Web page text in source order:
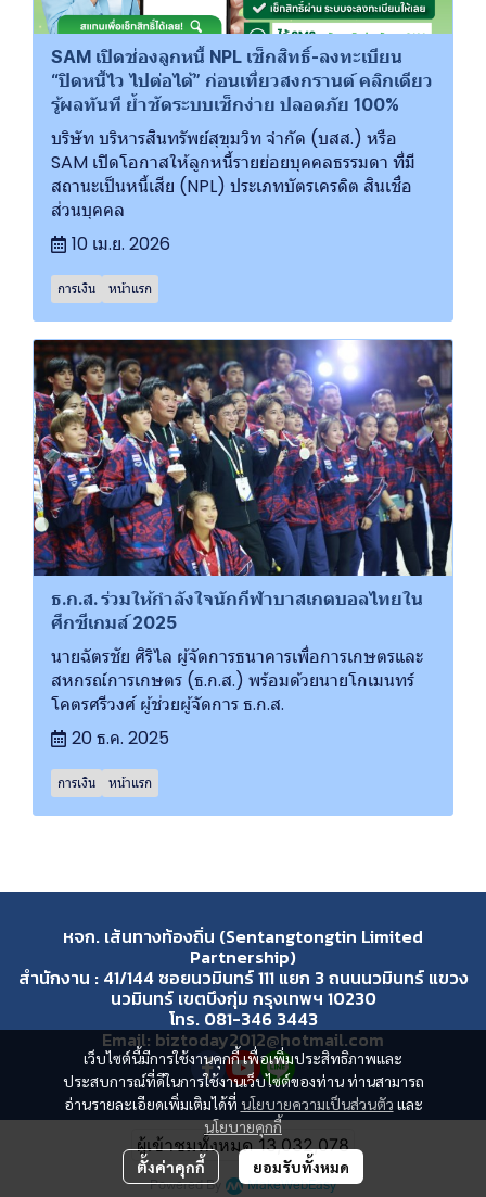
SAM เปิดช่องลูกหนี้ NPL เช็กสิทธิ์-ลงทะเบียน
“ปิดหนี้ไว ไปต่อได้” ก่อนเที่ยวสงกรานต์ คลิกเดียว
รู้ผลทันที ย้ำชัดระบบเช็กง่าย ปลอดภัย 100%
บริษัท บริหารสินทรัพย์สุขุมวิท จำกัด (บสส.) หรือ
SAM เปิดโอกาสให้ลูกหนี้รายย่อยบุคคลธรรมดา ที่มี
สถานะเป็นหนี้เสีย (NPL) ประเภทบัตรเครดิต สินเชื่อ
ส่วนบุคคล
10 เม.ย. 2026
การเงิน หน้าแรก
ธ.ก.ส. ร่วมให้กำลังใจนักกีฬาบาสเกตบอลไทยใน
ศึกซีเกมส์ 2025
นายฉัตรชัย ศิริไล ผู้จัดการธนาคารเพื่อการเกษตรและ
สหกรณ์การเกษตร (ธ.ก.ส.) พร้อมด้วยนายโกเมนทร์
โคตรศรีวงศ์ ผู้ช่วยผู้จัดการ ธ.ก.ส.
20 ธ.ค. 2025
การเงิน หน้าแรก
เว็บไซต์นี้มีการใช้งานคุกกี้ เพื่อเพิ่มประสิทธิภาพและ
ประสบการณ์ที่ดีในการใช้งานเว็บไซต์ของท่าน ท่านสามารถ
อ่านรายละเอียดเพิ่มเติมได้ที่ นโยบายความเป็นส่วนตัว และ
นโยบายคุกกี้
ตั้งค่าคุกกี้ ยอมรับทั้งหมด
หจก. เส้นทางท้องถิ่น (Sentangtongtin Limited
Partnership)
สำนักงาน : 41/144 ซอยนวมินทร์ 111 แยก 3 ถนนนวมินทร์ แขวง
นวมินทร์ เขตบึงกุ่ม กรุงเทพฯ 10230
โทร. 081-346 3443
Email: biztoday2012@hotmail.com
ผู้เข้าชมวันนี้8,586
Powered By MakeWebEasy